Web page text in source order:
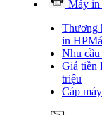
Máy in
Thương
in HP
Nhu
Giá tiền
triệu
Cáp